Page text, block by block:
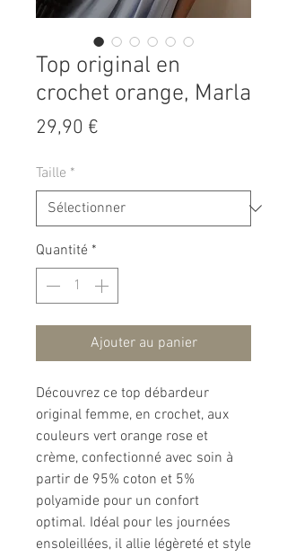
Top original en
crochet orange, Marla
29,90 €
Taille *
Quantité *
Ajouter au panier
Découvrez ce top débardeur
original femme, en crochet, aux
couleurs vert orange rose et
crème, confectionné avec soin à
partir de 95% coton et 5%
polyamide pour un confort
optimal. Idéal pour les journées
ensoleillées, il allie légèreté et style